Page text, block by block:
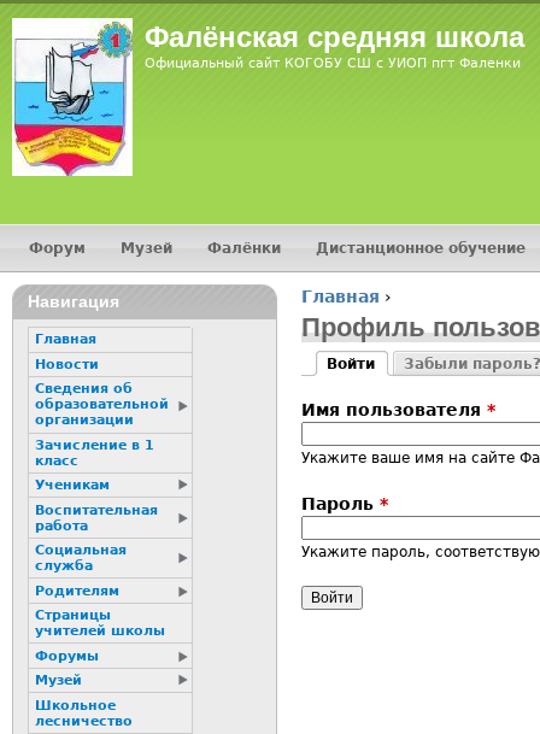
Фалёнская средняя школа
Официальный сайт КОГОБУ СШ с УИОП пгт Фаленки
Вы здесь
Главная ›
Профиль
Главные
Войти
Забыли пароль?
Имя пользователя *
Укажите ваше имя на сайте
Пароль *
Укажите пароль,
Главное меню
Форум Музей Фалёнки Дистанционное обучение
Навигация
Главная
Новости
Сведения об
образовательной
организации
Зачисление в 1
класс
Ученикам
Воспитательная
работа
Социальная
служба
Родителям
Страницы
учителей школы
Форумы
Музей
Школьное
лесничество